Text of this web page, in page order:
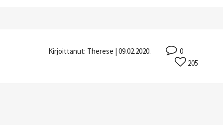
Kirjoittanut: Therese | 09.02.2020.
0
205